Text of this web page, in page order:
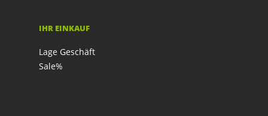
IHR EINKAUF
Lage Geschäft
Sale%